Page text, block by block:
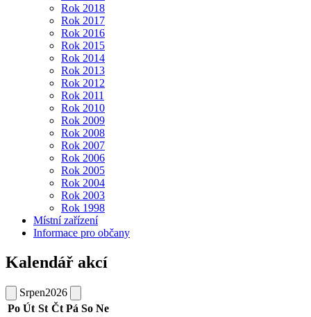
Rok 2018
Rok 2017
Rok 2016
Rok 2015
Rok 2014
Rok 2013
Rok 2012
Rok 2011
Rok 2010
Rok 2009
Rok 2008
Rok 2007
Rok 2006
Rok 2005
Rok 2004
Rok 2003
Rok 1998
Místní zařízení
Informace pro občany
Kalendář akcí
Srpen2026
Po Út St Čt Pá So Ne